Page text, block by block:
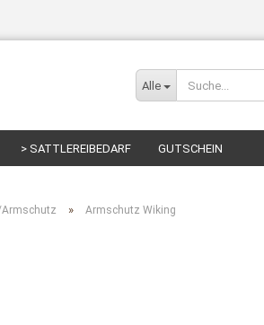
Alle
> SATTLEREIBEDARF GUTSCHEIN
Armschutz » Armschutz Wiking